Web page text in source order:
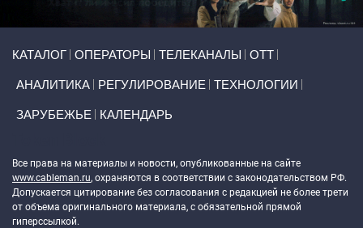
КАТАЛОГ ОПЕРАТОРЫ ТЕЛЕКАНАЛЫ ОТТ
АНАЛИТИКА РЕГУЛИРОВАНИЕ ТЕХНОЛОГИИ
ЗАРУБЕЖЬЕ КАЛЕНДАРЬ
Все права на материалы и новости, опубликованные на сайте
www.cableman.ru, охраняются в соответствии с законодательством РФ.
Допускается цитирование без согласования с редакцией не более трети
от объема оригинального материала, с обязательной прямой
гиперссылкой.